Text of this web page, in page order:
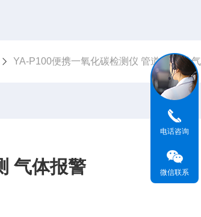
YA-P100便携一氧化碳检测仪 管道井检测
气体报警
电话咨询
微信联系